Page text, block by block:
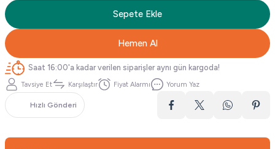
Sepete Ekle
Hemen Al
Saat 16:00'a kadar verilen siparişler aynı gün kargoda!
Tavsiye Et Karşılaştır Fiyat Alarmı Yorum Yaz
Hızlı Gönderi